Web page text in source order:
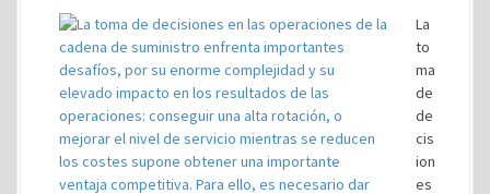
La
to
ma
de
de
cis
ion
es